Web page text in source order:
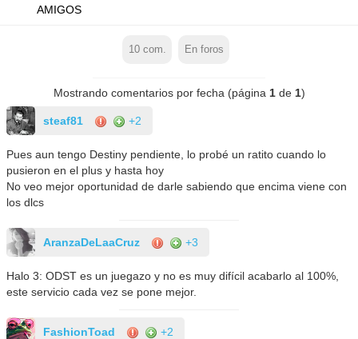
AMIGOS
10com. En foros
Mostrando comentarios por fecha (página 1de 1)
steaf81 +2
Pues aun tengo Destiny pendiente, lo probé un ratito cuando lo
pusieron en el plus y hasta hoy
No veo mejor oportunidad de darle sabiendo que encima viene con
los dlcs
AranzaDeLaaCruz +3
Halo 3: ODST es un juegazo y no es muy difícil acabarlo al 100%,
este servicio cada vez se pone mejor.
FashionToad +2